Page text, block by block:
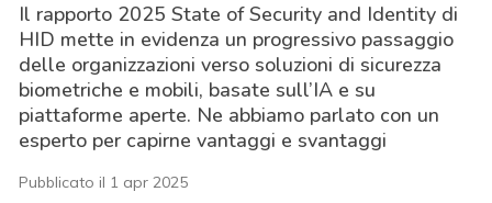
Il rapporto 2025 State of Security and Identity di
HID mette in evidenza un progressivo passaggio
delle organizzazioni verso soluzioni di sicurezza
biometriche e mobili, basate sull’IA e su
piattaforme aperte. Ne abbiamo parlato con un
esperto per capirne vantaggi e svantaggi
Pubblicato il 1 apr 2025